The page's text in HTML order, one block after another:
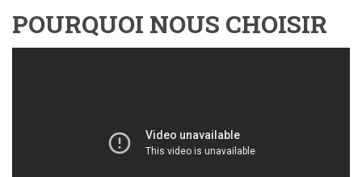
POURQUOI NOUS CHOISIR